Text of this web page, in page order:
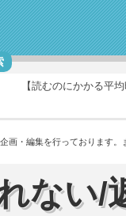
【読むのにかかる平均
画・編集を行っております。
ない/